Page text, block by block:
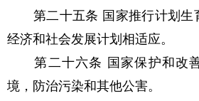
第二十五条 国家推行计划生
经济和社会发展计划相适应。
第二十六条 国家保护和改
境，防治污染和其他公害。